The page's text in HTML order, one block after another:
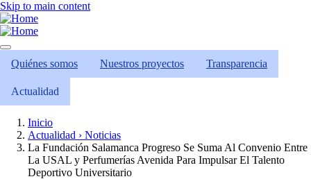
Skip to main content
Quiénes somos Nuestros proyectos Transparencia
Actualidad
Inicio
Actualidad › Noticias
La Fundación Salamanca Progreso Se Suma Al Convenio Entre
La USAL y Perfumerías Avenida Para Impulsar El Talento
Deportivo Universitario